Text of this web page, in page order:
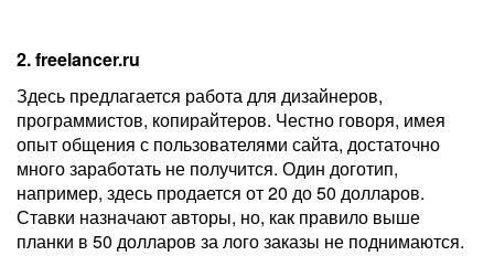
2. freelancer.ru
Здесь предлагается работа для дизайнеров,
программистов, копирайтеров. Честно говоря, имея
опыт общения с пользователями сайта, достаточно
много заработать не получится. Один доготип,
например, здесь продается от 20 до 50 долларов.
Ставки назначают авторы, но, как правило выше
планки в 50 долларов за лого заказы не поднимаются.